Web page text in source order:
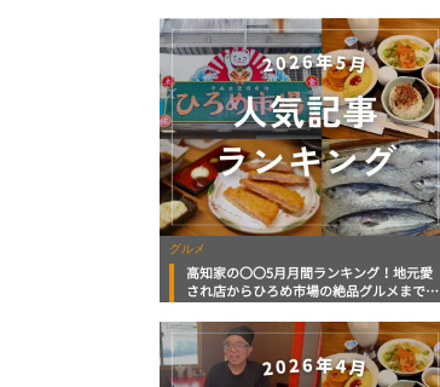
グルメ
高知家の〇〇5月月間ランキング！地元愛
され店からひろめ市場の絶品グルメまで今